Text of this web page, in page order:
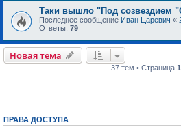
Таки вышло "Под созвездием
Последнее сообщение Иван Царевич «
Ответы: 79
Новая тема
37 тем • Страница 1
ПРАВА ДОСТУПА